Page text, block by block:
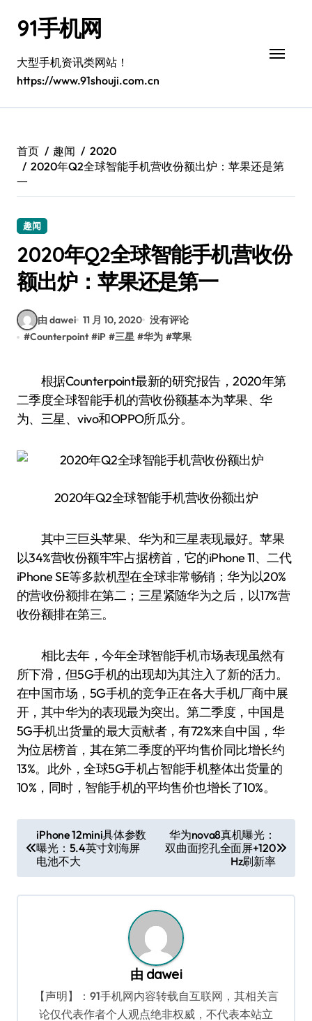
91手机网
大型手机资讯类网站！
https://www.91shouji.com.cn
首页 趣闻
2020
2020年Q2全球智能手机营收份额出炉：苹果还是第
一
趣闻
2020年Q2全球智能手机营收份
额出炉：苹果还是第一
由 dawei 11 月 10, 2020 没有评论
#Counterpoint #iP #三星 #华为 #苹果
根据Counterpoint最新的研究报告，2020年第
二季度全球智能手机的营收份额基本为苹果、华
为、三星、vivo和OPPO所瓜分。
2020年Q2全球智能手机营收份额出炉
其中三巨头苹果、华为和三星表现最好。苹果
以34%营收份额牢牢占据榜首，它的iPhone 11、二代
iPhone SE等多款机型在全球非常畅销；华为以20%
的营收份额排在第二；三星紧随华为之后，以17%营
收份额排在第三。
相比去年，今年全球智能手机市场表现虽然有
所下滑，但5G手机的出现却为其注入了新的活力。
在中国市场，5G手机的竞争正在各大手机厂商中展
开，其中华为的表现最为突出。第二季度，中国是
5G手机出货量的最大贡献者，有72%来自中国，华
为位居榜首，其在第二季度的平均售价同比增长约
13%。此外，全球5G手机占智能手机整体出货量的
10%，同时，智能手机的平均售价也增长了10%。
章
导
航
iPhone 12mini具体参数
曝光：5.4英寸刘海屏
电池不大
华为nova8真机曝光：
双曲面挖孔全面屏+120
Hz刷新率
由 dawei
【声明】：91手机网内容转载自互联网，其相关言
论仅代表作者个人观点绝非权威，不代表本站立